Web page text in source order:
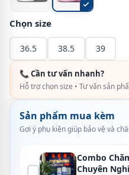
Chọn size
36.5 38.5 39
📞 Cần tư vấn nhanh?
Hỗ trợ chọn size • Tư vấn sản
Sản phẩm mua kèm
Gợi ý phụ kiện giúp bảo vệ và
Combo
Chuyên